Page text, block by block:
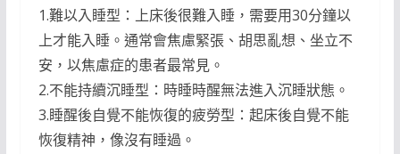
1.難以入睡型：上床後很難入睡，需要用30分鐘以
上才能入睡。通常會焦慮緊張、胡思亂想、坐立不
安，以焦慮症的患者最常見。
2.不能持續沉睡型：時睡時醒無法進入沉睡狀態。
3.睡醒後自覺不能恢復的疲勞型：起床後自覺不能
恢復精神，像沒有睡過。